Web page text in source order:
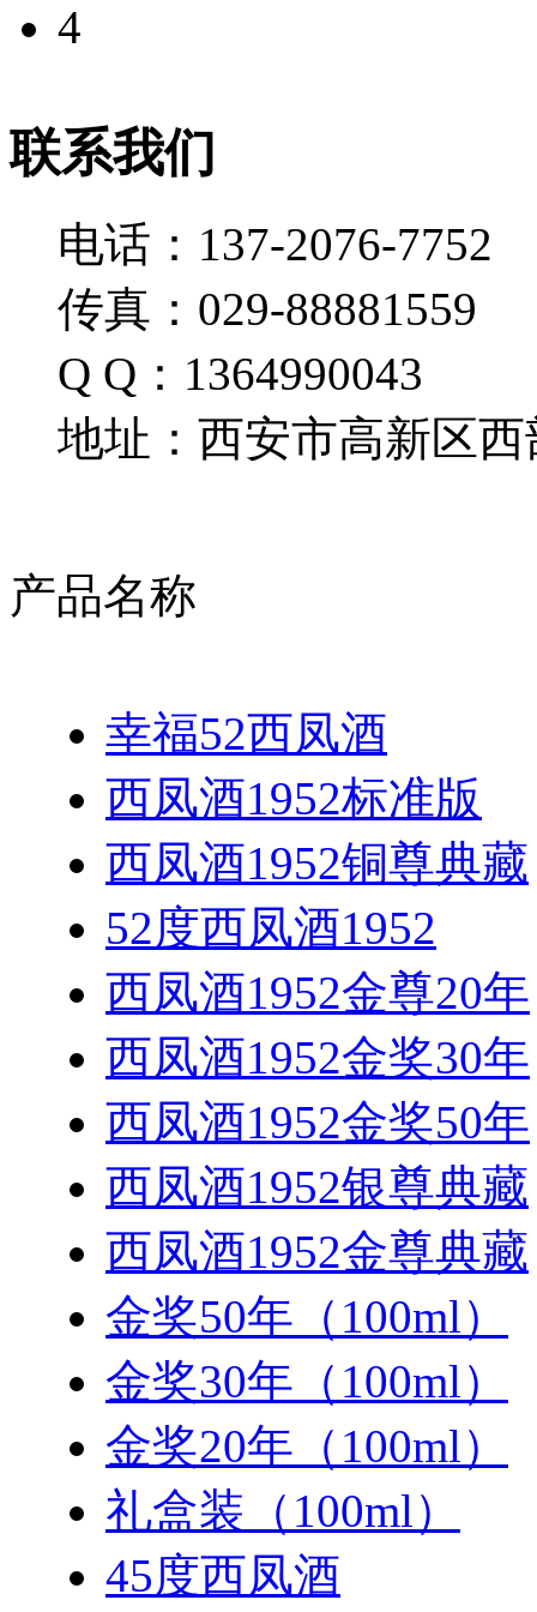
4
联系我们
电话：137-2076-7752
传真：029-88881559
Q Q：1364990043
地址：西安市高新区西
产品名称
幸福52西凤酒
西凤酒1952标准版
西凤酒1952铜尊典藏
52度西凤酒1952
西凤酒1952金尊20年
西凤酒1952金奖30年
西凤酒1952金奖50年
西凤酒1952银尊典藏
西凤酒1952金尊典藏
金奖50年（100ml）
金奖30年（100ml）
金奖20年（100ml）
礼盒装（100ml）
45度西凤酒